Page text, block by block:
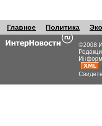
Главное Политика
©2008